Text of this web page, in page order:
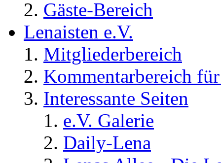
Gäste-Bereich
Lenaisten e.V.
Mitgliederbereich
Kommentarbereich
Interessante Seiten
e.V. Galerie
Daily-Lena